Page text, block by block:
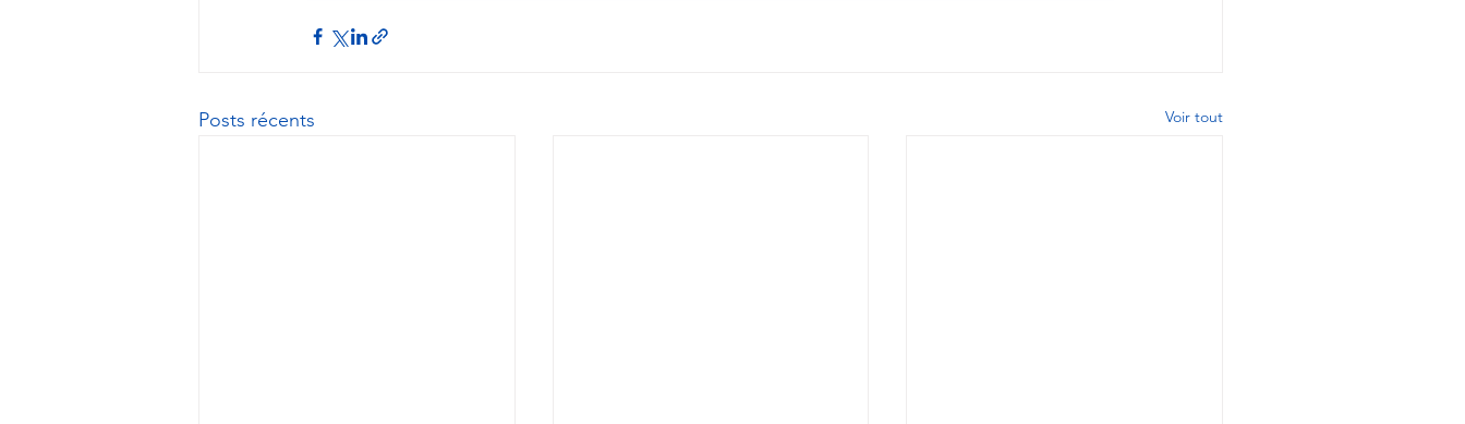
Posts récents Voir tout